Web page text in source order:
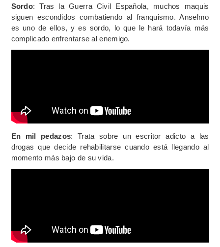
Sordo: Tras la Guerra Civil Española, muchos maquis
siguen escondidos combatiendo al franquismo. Anselmo
es uno de ellos, y es sordo, lo que le hará todavía más
complicado enfrentarse al enemigo.
En mil pedazos: Trata sobre un escritor adicto a las
drogas que decide rehabilitarse cuando está llegando al
momento más bajo de su vida.